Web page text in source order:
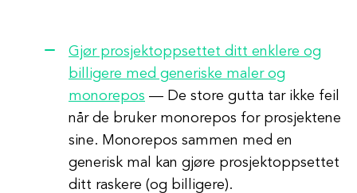
Gjør prosjektoppsettet ditt enklere og
billigere med generiske maler og
monorepos — De store gutta tar ikke feil
når de bruker monorepos for prosjektene
sine. Monorepos sammen med en
generisk mal kan gjøre prosjektoppsettet
ditt raskere (og billigere).